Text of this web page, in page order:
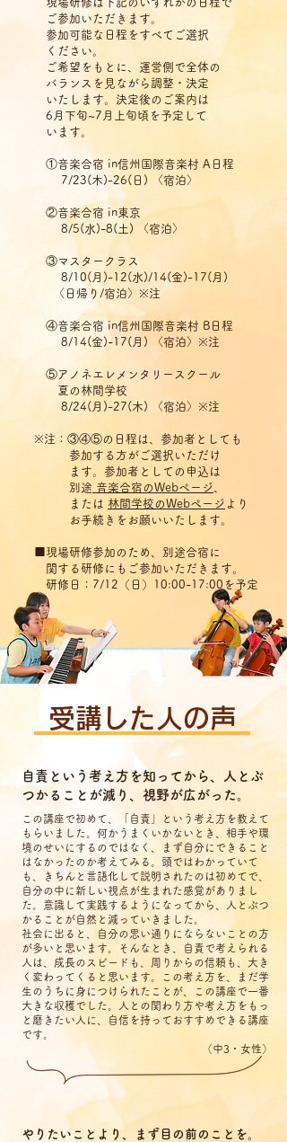
ご参加いた だきます。
参加可能な日程をすべてご選択
ください。
ご希望をもとに、運営側で全体の
バランスを 見ながら調整・決定
いたします。決定後のご案内は
6月下旬~7月上旬頃を予定 して
います。
①音楽合宿 in信州国際音楽村 A日程
7/23(木)-26(日) 〈宿泊〉
②音楽合宿 in東京
8/5(水)-8(土) 〈宿泊〉
③マスタークラス
8/10(月)-12(水)/14(金)-17(月)
〈日帰り/宿泊〉※注
④音楽合宿 in信州国際音楽村 B日程
8/14(金)-17(月) 〈宿泊〉※注
⑤アノネエレメンタリースクール
夏の林間学校
8/24(月)-27(木) 〈宿泊〉※注
※注：③④⑤の日程は、参加者としても
参加する方が ご選択いただけ
ます。参加者としての申込は
別途 音楽合宿のWebページ
または 林間学校のWebページ より
お手続きを お願いいたします。
■現場研修参加のため、別途合宿に
関する研修 にもご参加いただきます。
研修日：7/12（日）10:00-17:00を予定
受講した人の声
自責という考え方を知ってから、人とぶ
つかることが減り、視野が広がった。
この講座で初めて、「自責」という考え方を教えて
もらいました。何かうまくいかないとき、相手や環
境のせいにするのではなく、まず自分にできること
はなかったのか考えてみる。頭ではわかっていて
も、きちんと言語化して説明されたのは初めてで、
自分の中に新しい視点が生まれた感覚がありまし
た。意識して実践するようになってから、人とぶつ
かることが自然と減っていきました。
社会に出ると、自分の思い通りにならないことの方
が多いと思います。そんなとき、自責で考えられる
人は、成長のスピードも、周りからの信頼も、大き
く変わってくると思います。この考え方を、まだ学
生のうちに身につけられたことが、この講座で一番
大きな収穫でした。人との関わり方や考え方をもっ
と磨きたい人に、自信を持っておすすめできる講座
です。
（中3・女性）
やりたいことより、まず目の前のことを。